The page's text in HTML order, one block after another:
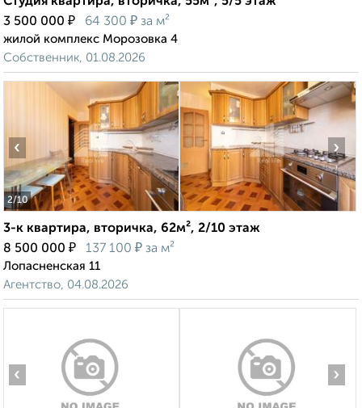
3 500 000 ₽ 64 300 ₽ за м²
жилой комплекс Морозовка 4
Собственник, 01.08.2026
2/10
‹ ›
3-к квартира, вторичка, 62м², 2/10 этаж
8 500 000 ₽ 137 100 ₽ за м²
Лопасненская 11
Агентство, 04.08.2026
‹ ›